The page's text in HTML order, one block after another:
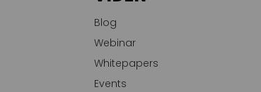
Blog
Webinar
Whitepapers
Events